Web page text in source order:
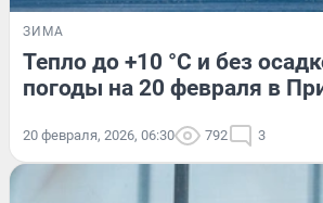
ЗИМА
Тепло до +10 °C и без
погоды на 20 февраля в
20 февраля, 2026, 06:30 792 3